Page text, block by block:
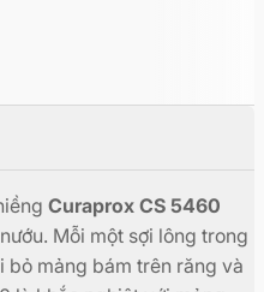
Curaprox CS 5460
Mỗi một sợi lông trong
bỏ mảng bám trên răng và